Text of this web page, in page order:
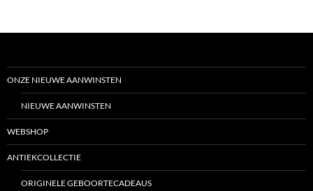
ONZE NIEUWE AANWINSTEN
NIEUWE AANWINSTEN
WEBSHOP
ANTIEKCOLLECTIE
ORIGINELE GEBOORTECADEAUS